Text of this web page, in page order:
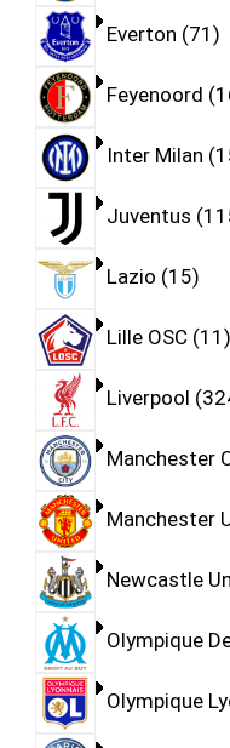
Everton 71
Feyenoord
Inter Milan
Juventus
Lazio 15
Lille OSC 11
Liverpool
Manchester
Manchester
Newcastle
Olympique
Olympique